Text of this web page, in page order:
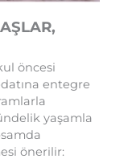
öncesi
entegre
yaşamla
önerilir: